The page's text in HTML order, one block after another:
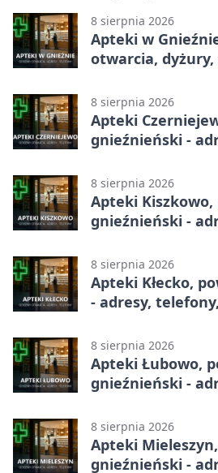
8 sierpnia 2026
Apteki w
otwarcia,
8 sierpnia 2026
Apteki
gnieźnieński -
8 sierpnia 2026
Apteki
gnieźnieński -
8 sierpnia 2026
Apteki Kłecko,
- adresy,
8 sierpnia 2026
Apteki Łubowo,
gnieźnieński -
8 sierpnia 2026
Apteki
gnieźnieński -